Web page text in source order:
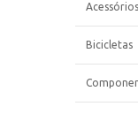
Acessórios
Bicicletas